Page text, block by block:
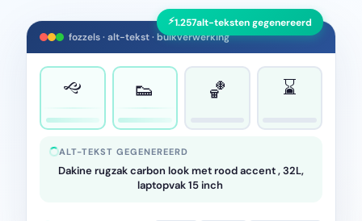
⚡1.258alt-teksten gegenereerd
fozzels · alt-tekst · bulkverwerking
🙙 👟 🏀 ⌛
ALT-TEKST GEGENEREERD
Dakine rugzak carbon look met rood accent , 32L,
lapto